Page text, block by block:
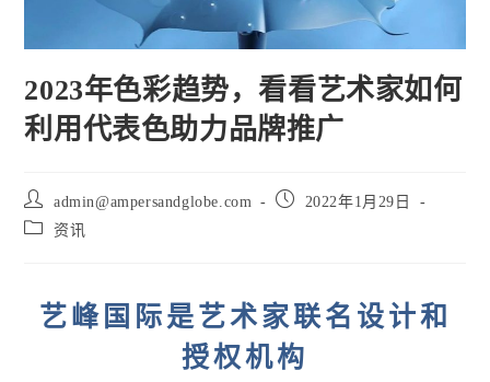
2023年色彩趋势，看看艺术家如何
利用代表色助力品牌推广
Post
author:
admin@ampersandglobe.com
Post
2022年1月29日
Post 资讯
艺峰国际是艺术家联名设计和
授权机构